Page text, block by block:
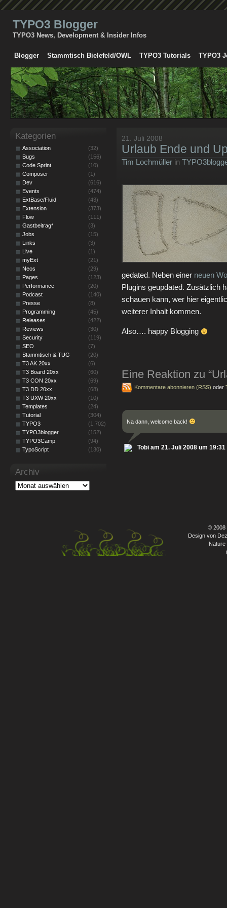
TYPO3 Blogger
TYPO3 News, Development & Insider Infos
Blogger Stammtisch Bielefeld/OWL TYPO3 Tutorials TYPO3
21. Juli 2008
Urlaub Ende und
Tim Lochmüller in
gedated. Neben einer neuen
Plugins geupdated. Zusätzlich
schauen kann, wer hier
weiterer Inhalt kommen.
Also…. happy Blogging
Eine Reaktion zu
Kommentare abonnieren (RSS) oder
Na dann, welcome back!
Tobi am 21. Juli 2008 um 19:31
Kategorien
Association
(32)
Bugs
(156)
Code Sprint
(10)
Composer
(1)
Dev
(616)
Events
(474)
ExtBase/Fluid
(43)
Extension
(373)
Flow
(111)
Gastbeitrag*
(3)
Jobs
(15)
Links
(3)
Live
(1)
myExt
(21)
Neos
(29)
Pages
(123)
Performance
(20)
Podcast
(140)
Presse
(8)
Programming
(45)
Releases
(422)
Reviews
(30)
Security
(119)
SEO
(7)
Stammtisch & TUG
(20)
T3 AK 20xx
(6)
T3 Board 20xx
(60)
T3 CON 20xx
(69)
T3 DD 20xx
(68)
T3 UXW 20xx
(10)
Templates
(24)
Tutorial
(304)
TYPO3
(1.702)
TYPO3blogger
(152)
TYPO3Camp
(94)
TypoScript
(130)
Archiv
© 2008
Design von
Nature